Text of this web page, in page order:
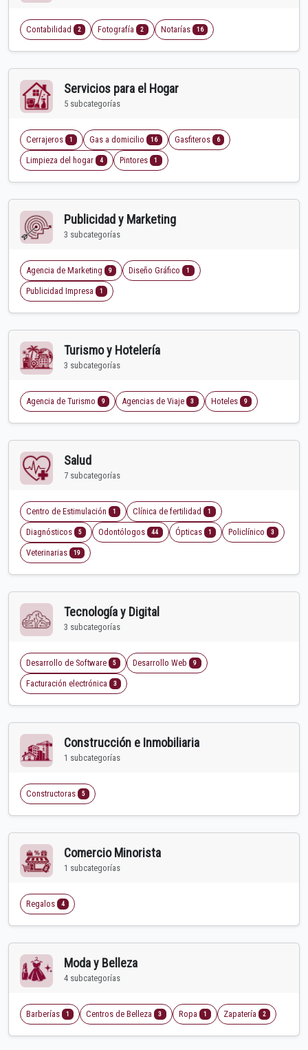
Contabilidad 2 Fotografía 2 Notarías 16
Servicios para el Hogar
5 subcategorías
Cerrajeros 1 Gas a domicilio 16 Gasfiteros 6
Limpieza del hogar 4 Pintores 1
Publicidad y Marketing
3 subcategorías
Agencia de Marketing 9 Diseño Gráfico 1
Publicidad Impresa 1
Turismo y Hotelería
3 subcategorías
Agencia de Turismo 9 Agencias de Viaje 3 Hoteles 9
Salud
7 subcategorías
Centro de Estimulación 1 Clínica de fertilidad 1
Diagnósticos 5 Odontólogos 44 Ópticas 1 Policlínico 3
Veterinarias 19
Tecnología y Digital
3 subcategorías
Desarrollo de Software 5 Desarrollo Web 9
Facturación electrónica 3
Construcción e Inmobiliaria
1 subcategorías
Constructoras 5
Comercio Minorista
1 subcategorías
Regalos 4
Moda y Belleza
4 subcategorías
Barberías 1 Centros de Belleza 3 Ropa 1 Zapatería 2